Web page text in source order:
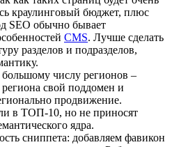
краулинговый бюджет, плюс
SEO обычно бывает
CMS. Лучше сделать
разделов и подразделов,
большому числу регионов –
свой поддомен и
продвижение.
в ТОП-10, но не приносят
ядра.
сниппета: добавляем фавикон